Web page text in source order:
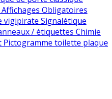
Affichages Obligatoires
vigipirate Signalétique
/ étiquettes Chimie
Pictogramme toilette plaque